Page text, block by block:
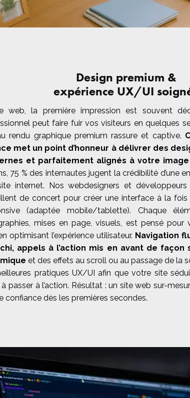
Design premium &
expérience UX/UI
web, la première impression est souvent
peut faire fuir vos visiteurs en quelques
rendu graphique premium rassure et captive.
met un point d’honneur à délivrer des
et parfaitement alignés à votre
75 % des internautes jugent la crédibilité d’une
internet. Nos webdesigners et
de concert pour créer une interface à la
(adaptée mobile/tablette). Chaque
mises en page, visuels, est pensé pour
optimisant l’expérience utilisateur. Navigation
appels à l’action mis en avant de façon
et des effets au scroll ou au passage de la
pratiques UX/UI afin que votre site
passer à l’action. Résultat : un site web sur-
confiance dès les premières secondes.